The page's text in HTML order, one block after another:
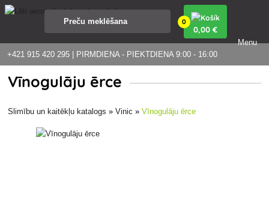
+421 915 420 295 | PIRMDIENA - PIEKTDIENA 9:00 - 16:00
0
0,00 €
Menu
Vīnogulāju ērce
Slimību un kaitēkļu katalogs »Vinic »Vīnogulāju ērce